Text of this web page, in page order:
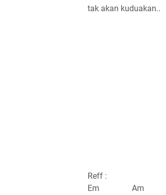
tak akan kuduakan..
Reff :
Em Am